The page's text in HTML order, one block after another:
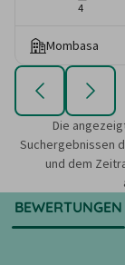
4
Mombasa
Die
Suchergebnissen
und dem
BEWERTUNGEN